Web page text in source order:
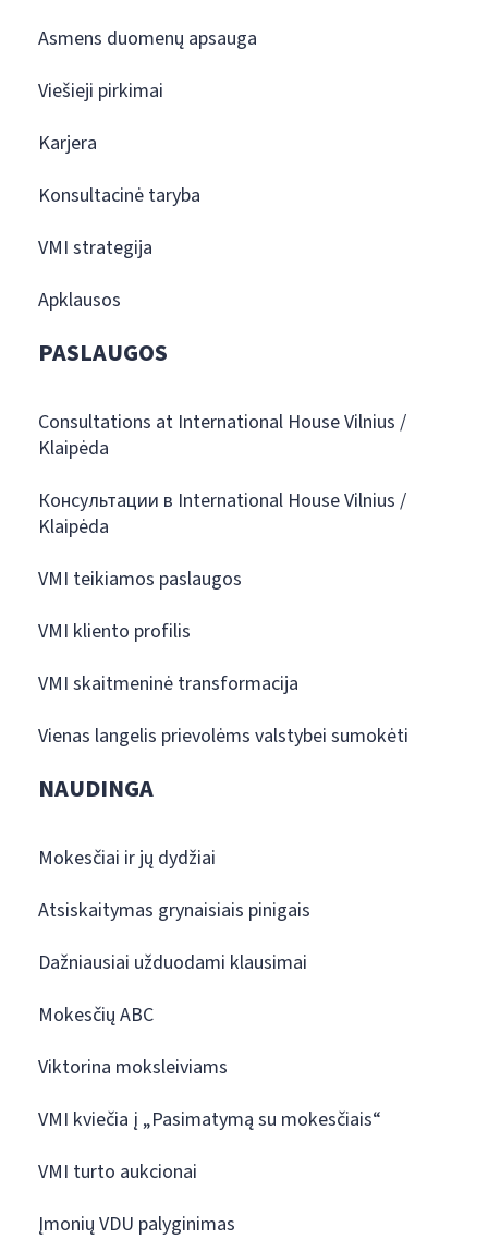
Asmens duomenų apsauga
Viešieji pirkimai
Karjera
Konsultacinė taryba
VMI strategija
Apklausos
PASLAUGOS
Consultations at International House Vilnius /
Klaipėda
Консультации в International House Vilnius /
Klaipėda
VMI teikiamos paslaugos
VMI kliento profilis
VMI skaitmeninė transformacija
Vienas langelis prievolėms valstybei sumokėti
NAUDINGA
Mokesčiai ir jų dydžiai
Atsiskaitymas grynaisiais pinigais
Dažniausiai užduodami klausimai
Mokesčių ABC
Viktorina moksleiviams
VMI kviečia į „Pasimatymą su mokesčiais“
VMI turto aukcionai
Įmonių VDU palyginimas